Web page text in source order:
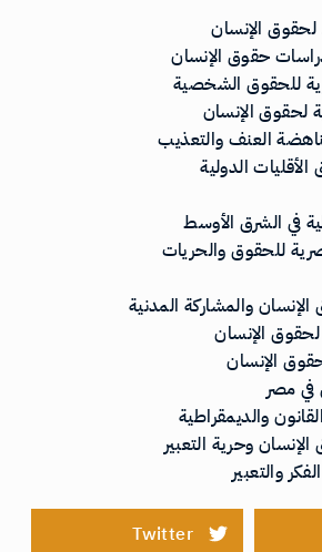
الإنسان
حقوق الإنسان
للحقوق الشخصية
لحقوق الإنسان
العنف والتعذيب
الدولية
في الشرق الأوسط
للحقوق والحريات
والمشاركة المدنية
الإنسان
الإنسان
في مصر
والديمقراطية
وحرية التعبير
والتعبير
Twitter